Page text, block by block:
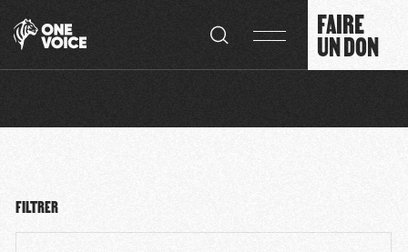
FAIRE
UN DON
FILTRER